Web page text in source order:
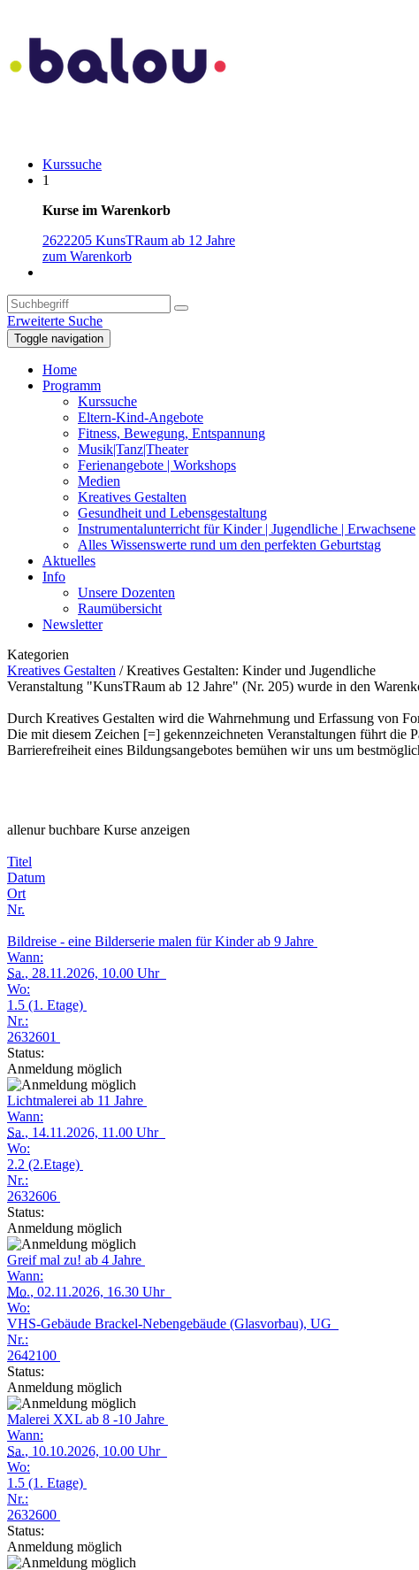
Kurssuche
1
Kurse im Warenkorb
2622205 KunsTRaum ab 12 Jahre
zum Warenkorb
Erweiterte Suche
Toggle navigation
Home
Programm
Kurssuche
Eltern-Kind-Angebote
Fitness, Bewegung, Entspannung
Musik|Tanz|Theater
Ferienangebote | Workshops
Medien
Kreatives Gestalten
Gesundheit und Lebensgestaltung
Instrumentalunterricht für Kinder | Jugendliche | Erwachsene
Alles Wissenswerte rund um den perfekten Geburtstag
Aktuelles
Info
Unsere Dozenten
Raumübersicht
Newsletter
Kategorien
Kreatives Gestalten /Kreatives Gestalten: Kinder und Jugendliche
Veranstaltung "KunsTRaum ab 12 Jahre" (Nr. 205) wurde in den
Durch Kreatives Gestalten wird die Wahrnehmung und Erfassung von
Die mit diesem Zeichen [=] gekennzeichneten Veranstaltungen führt
Barrierefreiheit eines Bildungsangebotes bemühen wir uns um
allenur buchbare Kurse anzeigen
Titel
Datum
Ort
Nr.
Bildreise - eine Bilderserie malen für Kinder ab 9 Jahre
Wann:
Sa., 28.11.2026, 10.00 Uhr
Wo:
1.5 (1. Etage)
Nr.:
2632601
Status:
Anmeldung möglich
Lichtmalerei ab 11 Jahre
Wann:
Sa., 14.11.2026, 11.00 Uhr
Wo:
2.2 (2.Etage)
Nr.:
2632606
Status:
Anmeldung möglich
Greif mal zu! ab 4 Jahre
Wann:
Mo., 02.11.2026, 16.30 Uhr
Wo:
VHS-Gebäude Brackel-Nebengebäude (Glasvorbau), UG
Nr.:
2642100
Status:
Anmeldung möglich
Malerei XXL ab 8 -10 Jahre
Wann:
Sa., 10.10.2026, 10.00 Uhr
Wo:
1.5 (1. Etage)
Nr.:
2632600
Status:
Anmeldung möglich